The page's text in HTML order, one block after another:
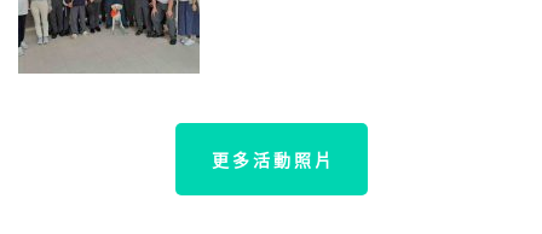
更 多 活 動 照 片